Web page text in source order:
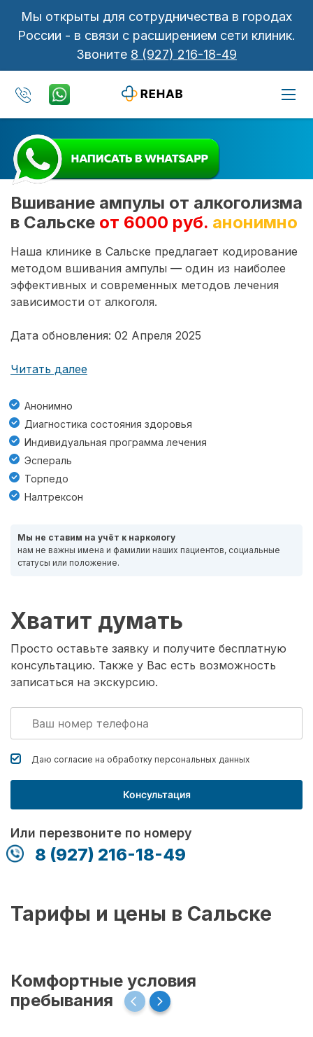
Мы открыты для сотрудничества в городах
России - в связи с расширением сети клиник.
Звоните 8 (927) 216-18-49
Вшивание ампулы от алкоголизма
в Сальске от 6000 руб. анонимно
Наша клинике в Сальске предлагает кодирование
методом вшивания ампулы — один из наиболее
эффективных и современных методов лечения
зависимости от алкоголя.
Дата обновления: 02 Апреля 2025
Читать далее
Анонимно
Диагностика состояния здоровья
Индивидуальная программа лечения
Эспераль
Торпедо
Налтрексон
Мы не ставим на учёт к наркологу
нам не важны имена и фамилии наших пациентов, социальные
статусы или положение.
Хватит думать
Просто оставьте заявку и получите бесплатную
консультацию. Также у Вас есть возможность
записаться на экскурсию.
Даю согласие на обработку персональных данных
Консультация
Или перезвоните по номеру
8 (927) 216-18-49
Тарифы и цены в Сальске
Комфортные условия
пребывания